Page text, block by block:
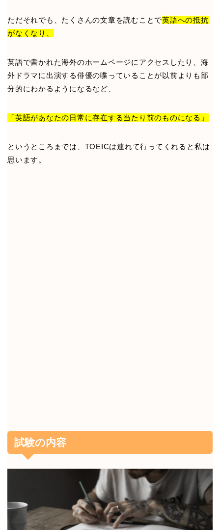
ただそれでも、たくさんの文章を読むことで英語への抵抗
がなくなり、
英語で書かれた海外のホームページにアクセスしたり、海
外ドラマに出演する俳優の喋っていることが以前よりも部
分的にわかるようになるなど、
「英語があなたの日常に存在する当たり前のものになる」
というところまでは、TOEICは連れて行ってくれると私は
思います。
試験の内容